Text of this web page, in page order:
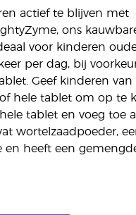
actief te blijven met
ons
voor kinderen
per dag, bij
Geef kinderen
hele tablet om op te
tablet en voeg toe
wortelzaadpoeder,
en heeft een